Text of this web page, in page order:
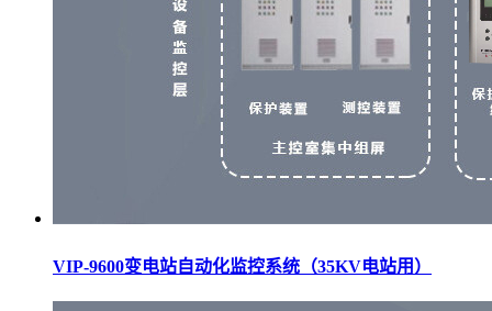
VIP-9600变电站自动化监控系统（35KV电站用）